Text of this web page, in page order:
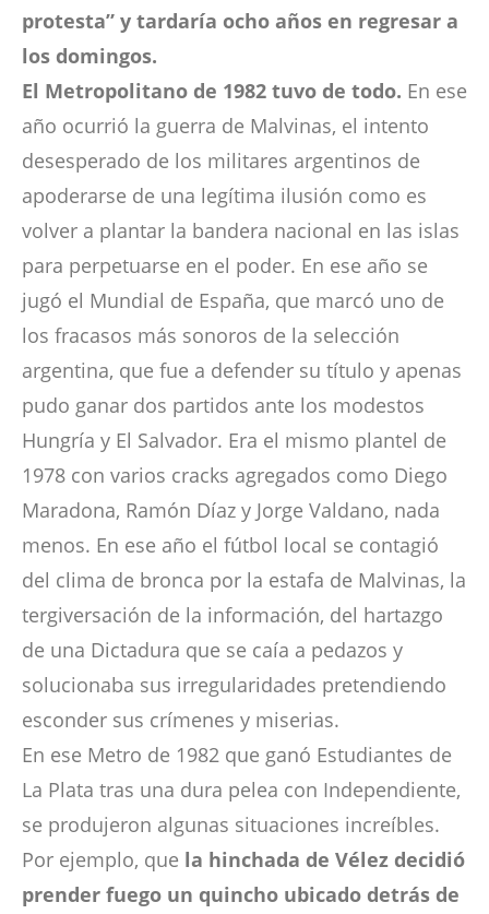
protesta” y tardaría ocho años en regresar a
los domingos.
El Metropolitano de 1982 tuvo de todo. En ese
año ocurrió la guerra de Malvinas, el intento
desesperado de los militares argentinos de
apoderarse de una legítima ilusión como es
volver a plantar la bandera nacional en las islas
para perpetuarse en el poder. En ese año se
jugó el Mundial de España, que marcó uno de
los fracasos más sonoros de la selección
argentina, que fue a defender su título y apenas
pudo ganar dos partidos ante los modestos
Hungría y El Salvador. Era el mismo plantel de
1978 con varios cracks agregados como Diego
Maradona, Ramón Díaz y Jorge Valdano, nada
menos. En ese año el fútbol local se contagió
del clima de bronca por la estafa de Malvinas, la
tergiversación de la información, del hartazgo
de una Dictadura que se caía a pedazos y
solucionaba sus irregularidades pretendiendo
esconder sus crímenes y miserias.
En ese Metro de 1982 que ganó Estudiantes de
La Plata tras una dura pelea con Independiente,
se produjeron algunas situaciones increíbles.
Por ejemplo, que la hinchada de Vélez decidió
prender fuego un quincho ubicado detrás de